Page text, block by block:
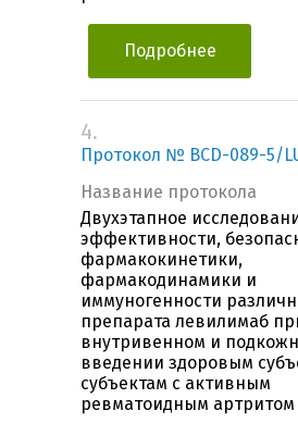
Подробнее
4.
Протокол № BCD-089-5/
Название протокола
Двухэтапное
эффективности,
фармакокинетики,
фармакодинамики и
иммуногенности
препарата левилимаб
внутривенном и
введении здоровым
субъектам с активным
ревматоидным артритом